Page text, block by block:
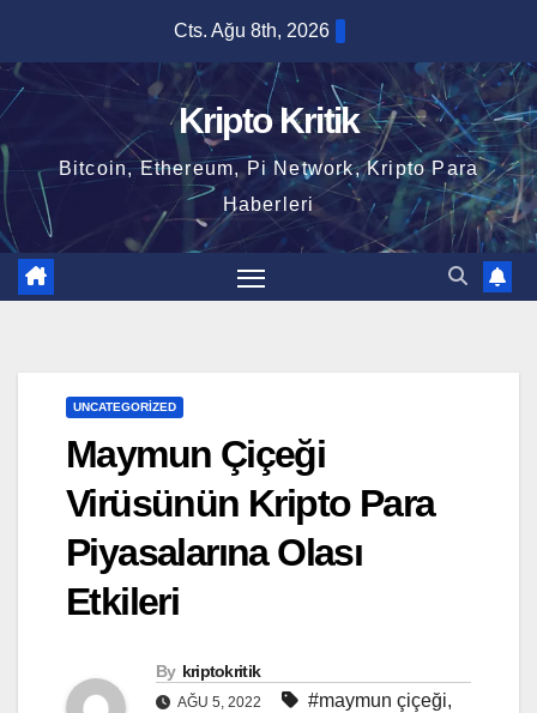
content
Cts. Ağu 8th, 2026
Kripto Kritik
Bitcoin, Ethereum, Pi Network, Kripto Para
Haberleri
UNCATEGORIZED
Maymun Çiçeği
Virüsünün Kripto Para
Piyasalarına Olası
Etkileri
By kriptokritik
AĞU 5, 2022 #maymun çiçeği,